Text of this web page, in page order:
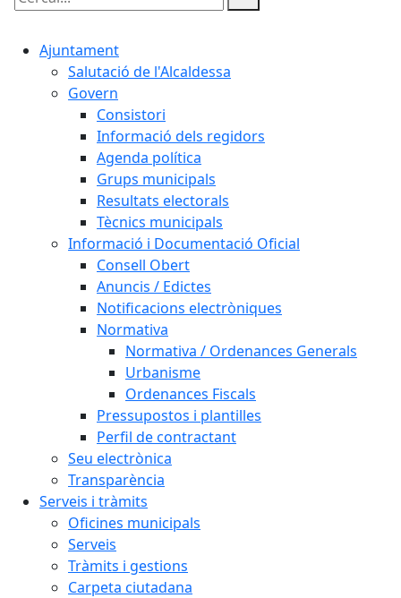
Cercar:
Ajuntament
Salutació de l'Alcaldessa
Govern
Consistori
Informació dels regidors
Agenda política
Grups municipals
Resultats electorals
Tècnics municipals
Informació i Documentació Oficial
Consell Obert
Anuncis / Edictes
Notificacions electròniques
Normativa
Normativa / Ordenances Generals
Urbanisme
Ordenances Fiscals
Pressupostos i plantilles
Perfil de contractant
Seu electrònica
Transparència
Serveis i tràmits
Oficines municipals
Serveis
Tràmits i gestions
Carpeta ciutadana